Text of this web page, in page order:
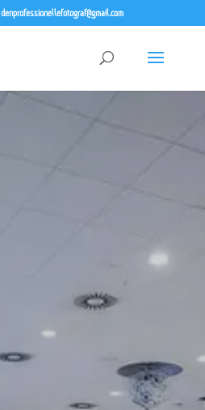
denprofessionellefotograf@gmail.com